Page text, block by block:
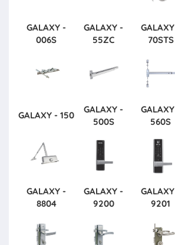
GALAXY -
006S
GALAXY -
55ZC
70STS
GALAXY - 150
GALAXY -
500S
560S
GALAXY -
8804
GALAXY -
9200
9201